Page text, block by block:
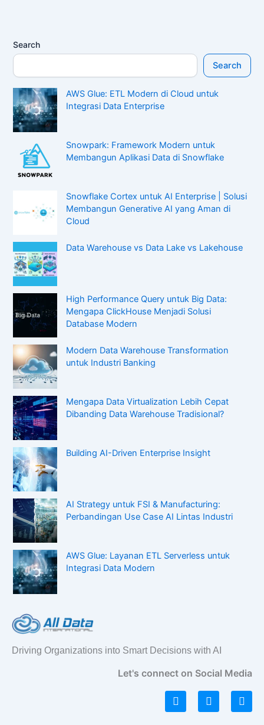
Search
Search
AWS Glue: ETL Modern di Cloud untuk
Integrasi Data Enterprise
Snowpark: Framework Modern untuk
Membangun Aplikasi Data di Snowflake
Snowflake Cortex untuk AI Enterprise | Solusi
Membangun Generative AI yang Aman di
Cloud
Data Warehouse vs Data Lake vs Lakehouse
High Performance Query untuk Big Data:
Mengapa ClickHouse Menjadi Solusi
Database Modern
Modern Data Warehouse Transformation
untuk Industri Banking
Mengapa Data Virtualization Lebih Cepat
Dibanding Data Warehouse Tradisional?
Building AI-Driven Enterprise Insight
AI Strategy untuk FSI & Manufacturing:
Perbandingan Use Case AI Lintas Industri
AWS Glue: Layanan ETL Serverless untuk
Integrasi Data Modern
Driving Organizations into Smart Decisions with AI
Let's connect on Social Media
L
i
n
I
n
s
F
a
c